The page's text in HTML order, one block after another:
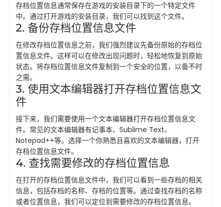
存档位置信息通常保存在游戏的安装目录下的一个特定文件
中。通过打开游戏的安装目录，我们可以找到这个文件。
2. 备份存档位置信息文件
在修改存档位置信息之前，我们强烈建议先备份原始的存档位
置信息文件。这样可以在修改出现问题时，轻松地恢复到原始
状态。将存档位置信息文件复制到一个安全的位置，以备不时
之需。
3. 使用文本编辑器打开存档位置信息文
件
接下来，我们需要使用一个文本编辑器打开存档位置信息文
件。常见的文本编辑器有记事本、Sublime Text、
Notepad++等。选择一个你熟悉且喜欢的文本编辑器，打开
存档位置信息文件。
4. 查找需要修改的存档位置信息
在打开的存档位置信息文件中，我们可以看到一些存档的相关
信息，包括存档的名称、存档的位置等。通过查找存档的名称
或者位置信息，我们可以定位到需要修改的存档位置信息。